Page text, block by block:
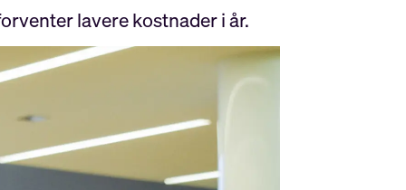
lavere kostnader i år.